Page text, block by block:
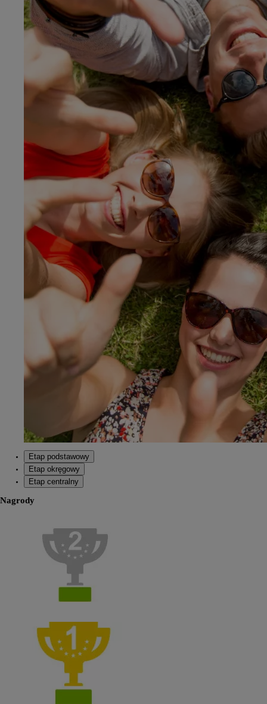
Etap podstawowy
Etap okręgowy
Etap centralny
Nagrody